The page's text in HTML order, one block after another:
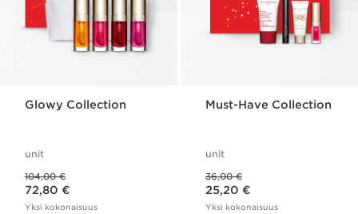
Glowy Collection
unit
104,00 €
Nykyinen hinta 72,80 €
72,80 €
Yksi kokonaisuus
Must-Have Collection
unit
36,00 €
Nykyinen hinta 25,20 €
25,20 €
Yksi kokonaisuus